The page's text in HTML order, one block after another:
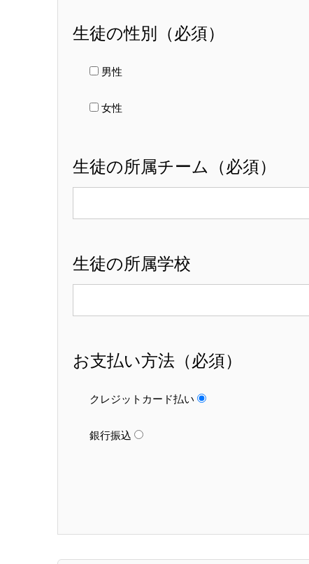
生徒の性別（必須）
男性
女性
生徒の所属チーム（必須）
生徒の所属学校
お支払い方法（必須）
クレジットカード払い
銀行振込